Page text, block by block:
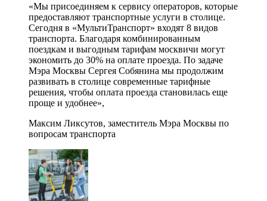
«Мы присоединяем к сервису операторов, которые
предоставляют транспортные услуги в столице.
Сегодня в «МультиТранспорт» входят 8 видов
транспорта. Благодаря комбинированным
поездкам и выгодным тарифам москвичи могут
экономить до 30% на оплате проезда. По задаче
Мэра Москвы Сергея Собянина мы продолжим
развивать в столице современные тарифные
решения, чтобы оплата проезда становилась еще
проще и удобнее»,
Максим Ликсутов, заместитель Мэра Москвы по
вопросам транспорта